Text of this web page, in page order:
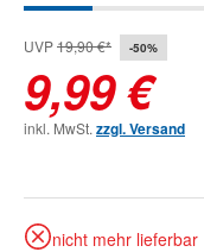
UVP19,90 €* -50%
9,99 €
inkl. MwSt. zzgl. Versand
nicht mehr lieferbar